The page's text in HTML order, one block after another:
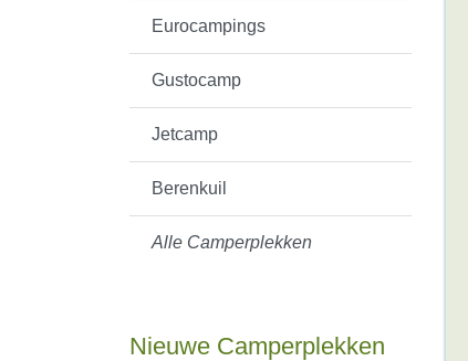
Eurocampings
Gustocamp
Jetcamp
Berenkuil
Alle Camperplekken
Nieuwe Camperplekken